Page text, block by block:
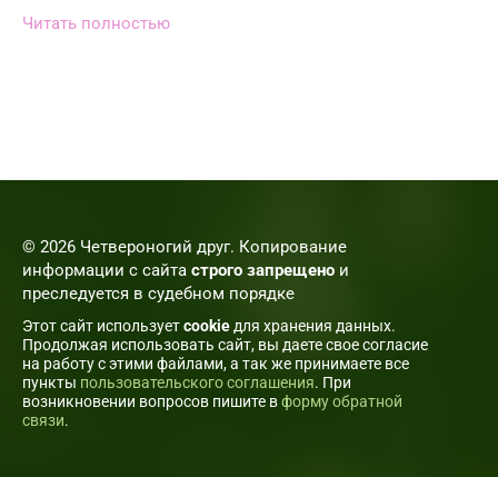
Читать полностью
© 2026 Четвероногий друг. Копирование
информации с сайта строго запрещено и
преследуется в судебном порядке
Этот сайт используетcookie для хранения данных.
Продолжая использовать сайт, вы даете свое согласие
на работу с этими файлами, а так же принимаете все
пункты пользовательского соглашения. При
возникновении вопросов пишите вформу обратной
связи.